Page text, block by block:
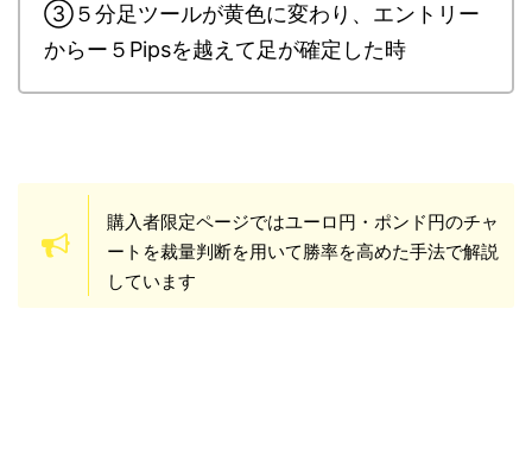
③５分足ツールが黄色に変わり、エントリー
からー５Pipsを越えて足が確定した時
購入者限定ページではユーロ円・ポンド円のチャ
ートを裁量判断を用いて勝率を高めた手法で解説
しています